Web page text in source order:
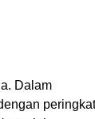
Dalam
peringkat